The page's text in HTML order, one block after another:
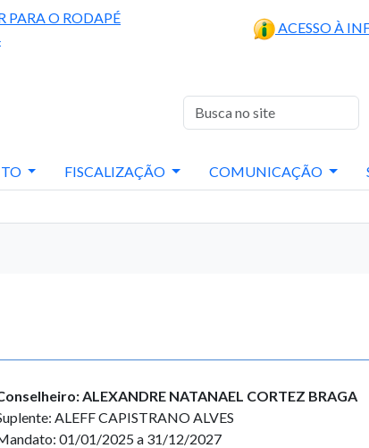
PARA O RODAPÉ
ACESSO À
FISCALIZAÇÃO COMUNICAÇÃO
ALEXANDRE NATANAEL CORTEZ BRAGA
ALEFF CAPISTRANO ALVES
01/01/2025 a 31/12/2027